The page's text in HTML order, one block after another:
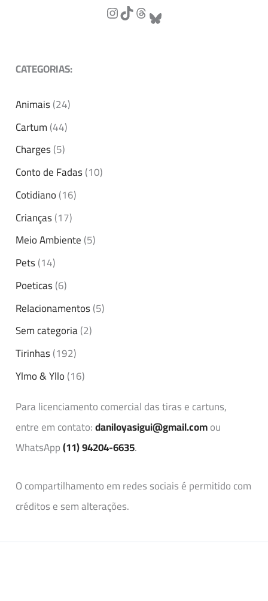
CATEGORIAS:
Animais(24)
Cartum(44)
Charges(5)
Conto de Fadas(10)
Cotidiano(16)
Crianças(17)
Meio Ambiente(5)
Pets(14)
Poeticas(6)
Relacionamentos(5)
Sem categoria(2)
Tirinhas(192)
Ylmo & Yllo(16)
Para licenciamento comercial das tiras e cartuns,
entre em contato:daniloyasigui@gmail.comou
WhatsApp(11) 94204-6635.
O compartilhamento em redes sociais é permitido com
créditos e sem alterações.